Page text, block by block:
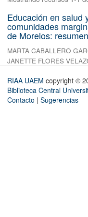
Educación en salud
comunidades
de Morelos:
MARTA CABALLERO
JANETTE FLORES
RIAA UAEM copyright ©
Biblioteca Central
Contacto | Sugerencias